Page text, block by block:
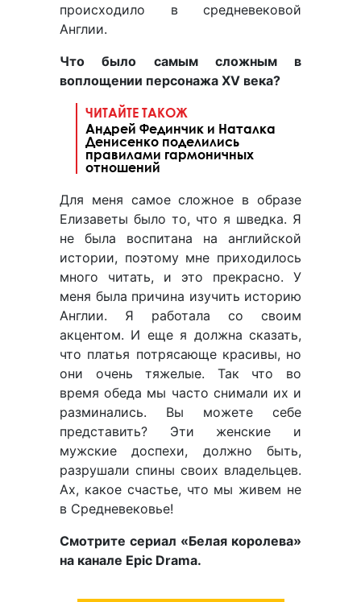
происходило в средневековой
Англии.
Что было самым сложным в
воплощении персонажа XV века?
ЧИТАЙТЕ ТАКОЖ
Андрей Фединчик и Наталка
Денисенко поделились
правилами гармоничных
отношений
Для меня самое сложное в образе
Елизаветы было то, что я шведка. Я
не была воспитана на английской
истории, поэтому мне приходилось
много читать, и это прекрасно. У
меня была причина изучить историю
Англии. Я работала со своим
акцентом. И еще я должна сказать,
что платья потрясающе красивы, но
они очень тяжелые. Так что во
время обеда мы часто снимали их и
разминались. Вы можете себе
представить? Эти женские и
мужские доспехи, должно быть,
разрушали спины своих владельцев.
Ах, какое счастье, что мы живем не
в Средневековье!
Смотрите сериал «Белая королева»
на канале Epic Drama.